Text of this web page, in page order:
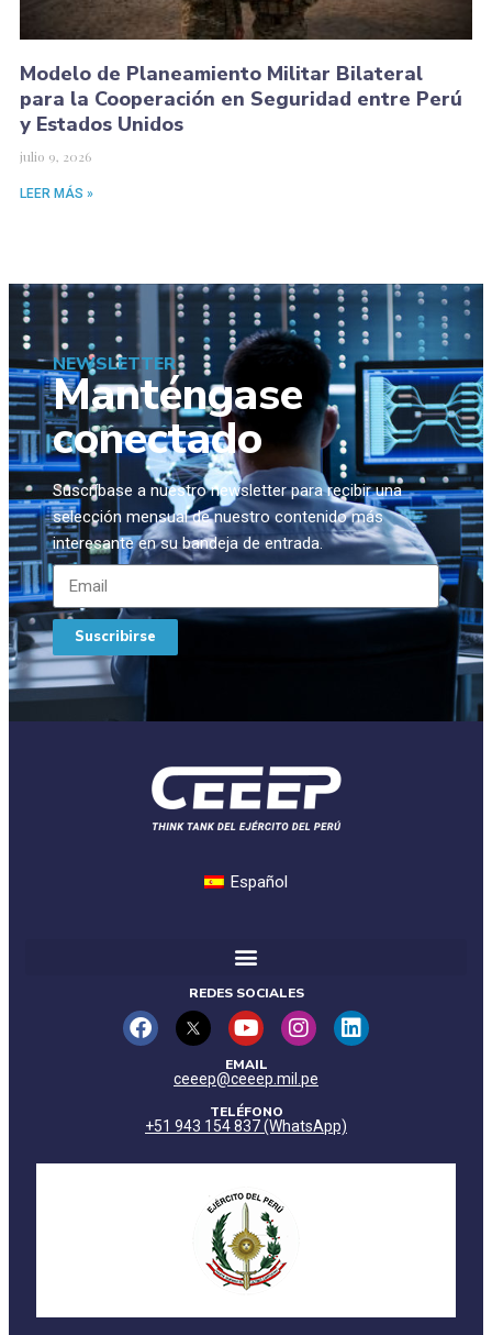
Modelo de Planeamiento Militar Bilateral
para la Cooperación en Seguridad entre Perú
y Estados Unidos
julio 9, 2026
LEER MÁS »
NEWSLETTER
Manténgase
conectado
Suscríbase a nuestro newsletter para recibir una
selección mensual de nuestro contenido más
interesante en su bandeja de entrada.
Suscribirse
Español
REDES SOCIALES
EMAIL
ceeep@ceeep.mil.pe
TELÉFONO
+51 943 154 837 (WhatsApp)